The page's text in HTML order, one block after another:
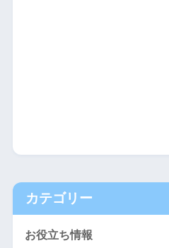
カテゴリー
お役立ち情報